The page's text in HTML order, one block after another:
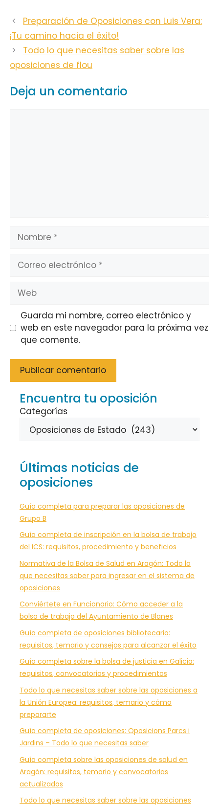
Preparación de Oposiciones con Luis Vera:
¡Tu camino hacia el éxito!
Todo lo que necesitas saber sobre las
oposiciones de flou
Deja un comentario
Nombre
Correo
electrónico
Web
Guarda mi nombre, correo electrónico y
web en este navegador para la próxima vez
que comente.
Encuentra tu oposición
Categorías
Últimas noticias de
oposiciones
Guía completa para preparar las oposiciones de
Grupo B
Guía completa de inscripción en la bolsa de trabajo
del ICS: requisitos, procedimiento y beneficios
Normativa de la Bolsa de Salud en Aragón: Todo lo
que necesitas saber para ingresar en el sistema de
oposiciones
Conviértete en Funcionario: Cómo acceder a la
bolsa de trabajo del Ayuntamiento de Blanes
Guía completa de oposiciones bibliotecario:
requisitos, temario y consejos para alcanzar el éxito
Guía completa sobre la bolsa de justicia en Galicia:
requisitos, convocatorias y procedimientos
Todo lo que necesitas saber sobre las oposiciones a
la Unión Europea: requisitos, temario y cómo
prepararte
Guía completa de oposiciones: Oposicions Parcs i
Jardins – Todo lo que necesitas saber
Guía completa sobre las oposiciones de salud en
Aragón: requisitos, temario y convocatorias
actualizadas
Todo lo que necesitas saber sobre las oposiciones